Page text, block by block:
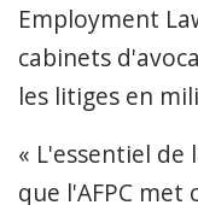
Employment
cabinets
les litiges en
« L'essentiel de
que l'AFPC